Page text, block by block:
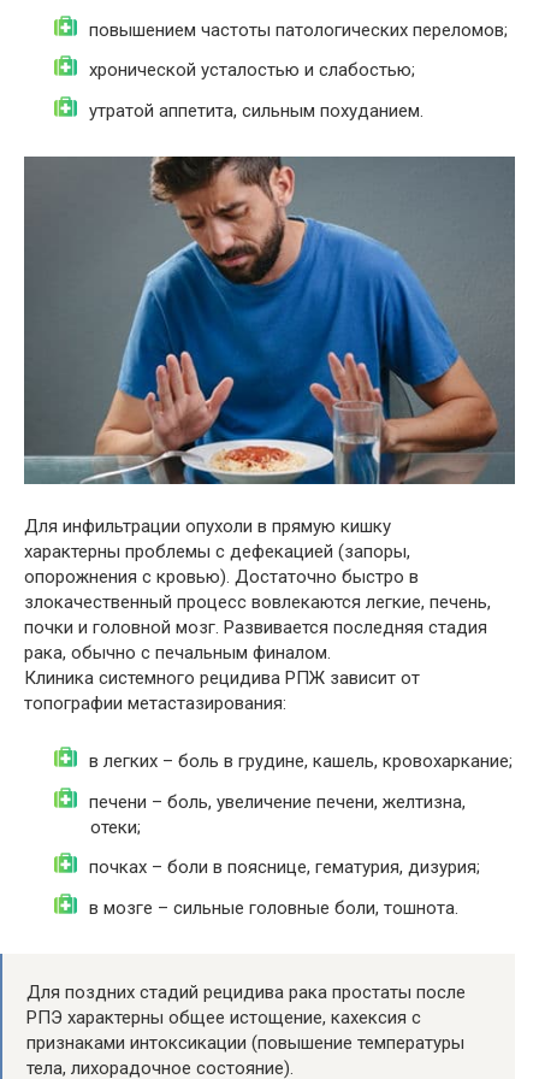
повышением частоты патологических переломов;
хронической усталостью и слабостью;
утратой аппетита, сильным похуданием.
Для инфильтрации опухоли в прямую кишку
характерны проблемы с дефекацией (запоры,
опорожнения с кровью). Достаточно быстро в
злокачественный процесс вовлекаются легкие, печень,
почки и головной мозг. Развивается последняя стадия
рака, обычно с печальным финалом.
Клиника системного рецидива РПЖ зависит от
топографии метастазирования:
в легких – боль в грудине, кашель, кровохаркание;
печени – боль, увеличение печени, желтизна,
отеки;
почках – боли в пояснице, гематурия, дизурия;
в мозге – сильные головные боли, тошнота.
Для поздних стадий рецидива рака простаты после
РПЭ характерны общее истощение, кахексия с
признаками интоксикации (повышение температуры
тела, лихорадочное состояние).